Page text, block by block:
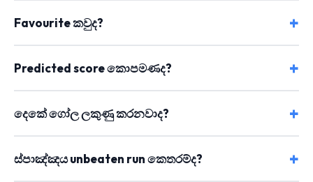
Favourite කවුද?
Predicted score කොපමණද?
දෙකේ ගෝල ලකුණු කරනවාද?
ස්පාඤ්ඤය unbeaten run කෙතරම්ද?